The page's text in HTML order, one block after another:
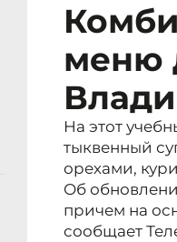
меню
На этот
тыквенный
орехами,
Об
причем на
сообщает